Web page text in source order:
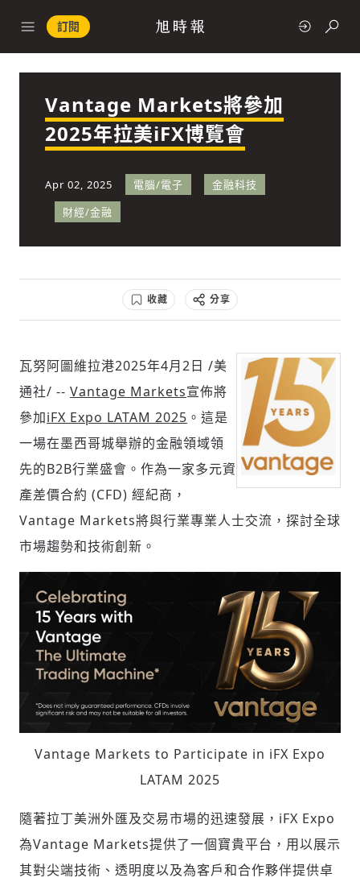
訂閱
政治
科技
社會
Vantage Markets將參加
2025年拉美iFX博覽會
Apr 02, 2025 電腦/電子
金融科技
財經/金融
收藏 分享
瓦努阿圖維拉港2025年4月2日 /美
通社/ -- Vantage Markets宣佈將
參加iFX Expo LATAM 2025 。這是
一場在墨西哥城舉辦的金融領域領
先的B2B行業盛會。作為一家多元資
產差價合約 (CFD) 經紀商，
Vantage Markets將與行業專業人士交流，探討全球
市場趨勢和技術創新。
Vantage Markets to Participate in iFX Expo
LATAM 2025
隨著拉丁美洲外匯及交易市場的迅速發展，iFX Expo
為Vantage Markets提供了一個寶貴平台，用以展示
其對尖端技術、透明度以及為客戶和合作夥伴提供卓